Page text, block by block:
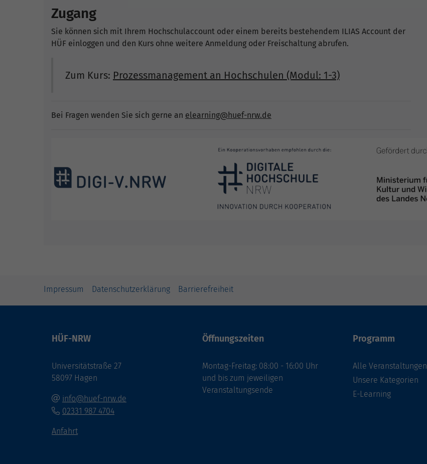
Zugang
Sie können sich mit Ihrem Hochschulaccount oder einem bereits bestehendem ILIAS Account der
HÜF einloggen und den Kurs ohne weitere Anmeldung oder Freischaltung abrufen.
Zum Kurs: Prozessmanagement an Hochschulen (Modul: 1-3)
Bei Fragen wenden Sie sich gerne an elearning@huef-nrw.de
Impressum Datenschutzerklärung Barrierefreiheit
HÜF-NRW
Universitätstraße 27
58097 Hagen
info@huef-nrw.de
02331 987 4704
Anfahrt
Öffnungszeiten
Montag-Freitag: 08:00 - 16:00 Uhr
und bis zum jeweiligen
Veranstaltungsende
Programm
Alle Veranstaltungen
Unsere Kategorien
E-Learning